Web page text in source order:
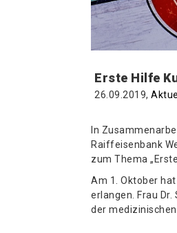
Erste Hilfe
26.09.2019,
In
Raiffeisenbank
zum Thema
Am 1. Oktober
erlangen. Frau
der